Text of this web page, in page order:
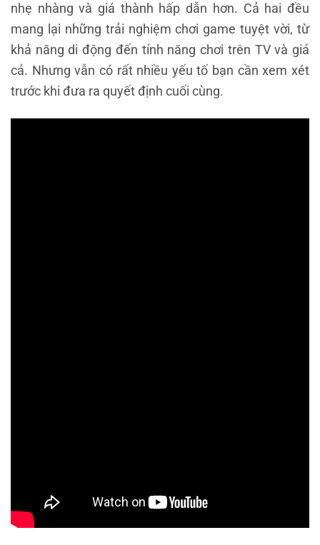
nhẹ nhàng và giá thành hấp dẫn hơn. Cả hai đều
mang lại những trải nghiệm chơi game tuyệt vời, từ
khả năng di động đến tính năng chơi trên TV và giá
cả. Nhưng vẫn có rất nhiều yếu tố bạn cần xem xét
trước khi đưa ra quyết định cuối cùng.